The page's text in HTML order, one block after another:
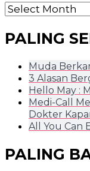
DAFTAR
TULISAN
PALING
Muda
3 Alasan
Hello May :
Medi-Call
Dokter
All You Can
PALING